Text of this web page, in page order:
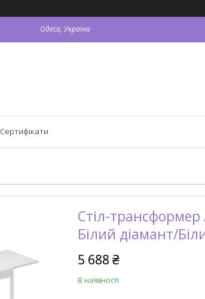
Одеса, Україна
Сертифікати
Стіл-
Білий діамант/
5 688 ₴
В наявності